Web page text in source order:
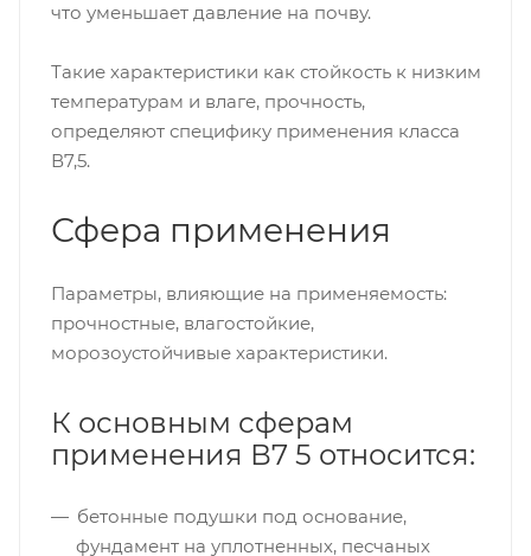
что уменьшает давление на почву.
Такие характеристики как стойкость к низким
температурам и влаге, прочность,
определяют специфику применения класса
В7,5.
Сфера применения
Параметры, влияющие на применяемость:
прочностные, влагостойкие,
морозоустойчивые характеристики.
К основным сферам
применения В7 5 относится:
бетонные подушки под основание,
фундамент на уплотненных, песчаных